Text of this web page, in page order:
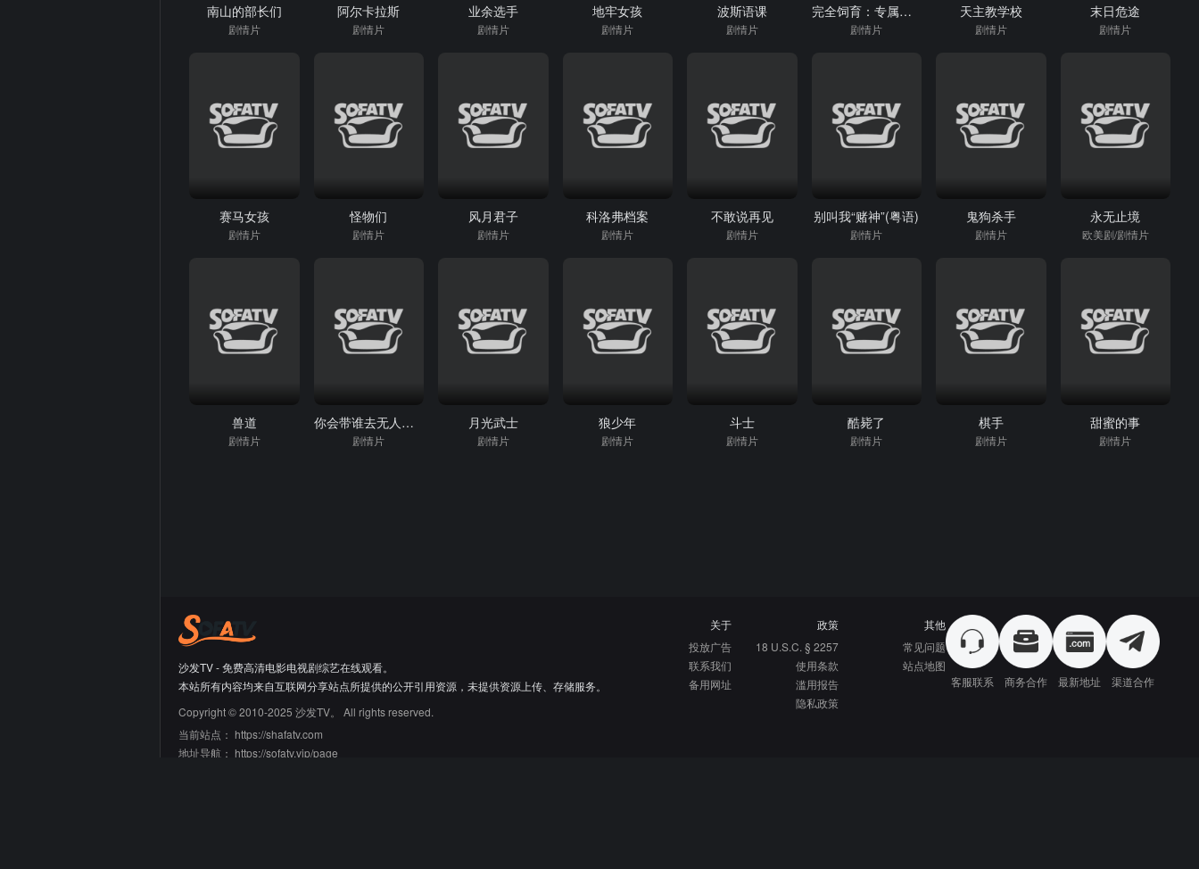
南山的部长们
剧情片
阿尔卡拉斯
剧情片
业余选手
剧情片
地牢女孩
剧情片
波斯语课
剧情片
完全饲育：专属女仆
剧情片
天主教学校
剧情片
末日危途
剧情片
赛马女孩
剧情片
怪物们
剧情片
风月君子
剧情片
科洛弗档案
剧情片
不敢说再见
剧情片
别叫我“赌神”(粤语)
剧情片
鬼狗杀手
剧情片
永无止境
欧美剧/剧情片
兽道
剧情片
你会带谁去无人岛？
剧情片
月光武士
剧情片
狼少年
剧情片
斗士
剧情片
酷毙了
剧情片
棋手
剧情片
甜蜜的事
剧情片
沙发TV - 免费高清电影电视剧综艺在线观看。
本站所有内容均来自互联网分享站点所提供的公开引用资源，未提供资源上传、存储服务。
Copyright © 2010-2025 沙发TV。 All rights reserved.
当前站点： https://shafatv.com
地址导航： https://sofatv.vip/page
关于
投放广告
联系我们
备用网址
政策
18 U.S.C. § 2257
使用条款
滥用报告
隐私政策
其他
常见问题
站点地图
客服联系
商务合作 最新地址 渠道合作